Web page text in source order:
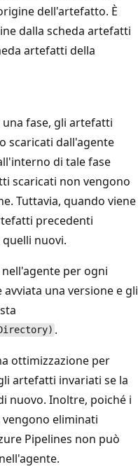
dell'artefatto. È
dalla scheda artefatti
artefatti della
fase, gli artefatti
scaricati dall'agente
di tale fase
scaricati non vengono
Tuttavia, quando viene
precedenti
nuovi.
per ogni
una versione e gli
.
ottimizzazione per
artefatti invariati se la
nuovo. Inoltre, poiché i
eliminati
Pipelines non può